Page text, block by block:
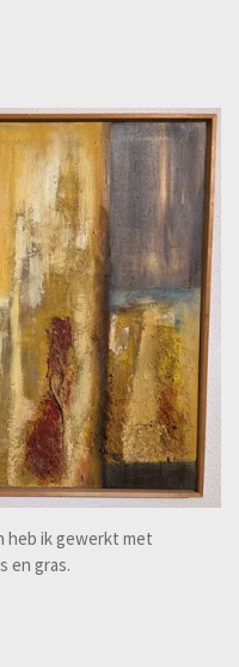
heb ik gewerkt met
en gras.